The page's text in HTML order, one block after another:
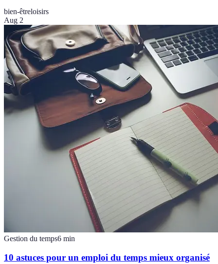
bien-êtreloisirs
Aug 2
Gestion du temps6 min
10 astuces pour un emploi du temps mieux organisé